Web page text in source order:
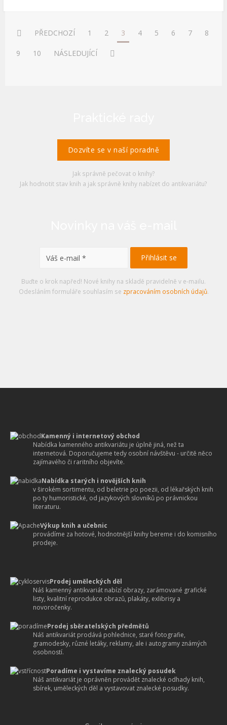
PŘEDCHOZÍ 1 2 3 4 5 6 7 8
9 10 NÁSLEDUJÍCÍ
Dozvíte se v naší poradně
Jak správně pečovat o knihy?
Jak hodnotit stav knih a jak správně knihy nabízet do antikvariátu?
Buďte o krok napřed! Nové knihy na skladě pravidelně v e-mailu.
Odesláním formuláře souhlasím se zpracováním osobních údajů.
Kamenný i internetový obchod
Nabídka kamenného antikvariátu je úplně jiná, než ta
internetová. Doporučujeme tedy osobní návštěvu - určitě něco
zajímavého či raritního objevíte.
Nabídka starých i novějších knih
v širokém sortimentu, od beletrie po poezii, od lékařských knih
po ty humoristické, od jazykových slovníků po právnickou
literaturu.
Výkup knih a učebnic
provádíme za hotové, hodnotnější knihy bereme i do komisního
prodeje.
Prodej uměleckých děl
Náš kamenný antikvariát nabízí obrazy, zarámované grafické
listy, kvalitní reprodukce obrazů, plakáty, exlibrisy a
novoročenky.
Prodej sběratelských předmětů
Náš antikvariát prodává pohlednice, staré fotografie,
gramodesky, různé letáky, reklamy, ale i autogramy známých
osobností.
Poradíme i vystavíme znalecký posudek
Náš antikvariát je oprávněn provádět znalecké odhady knih,
sbírek, uměleckých děl a vystavovat znalecké posudky.